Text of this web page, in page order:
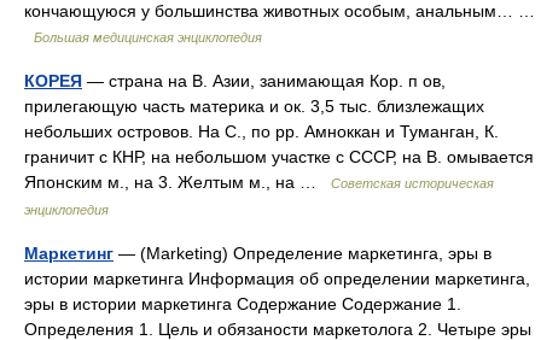
кончающуюся у большинства животных особым, анальным… …
Большая медицинская энциклопедия
КОРЕЯ — страна на В. Азии, занимающая Кор. п ов,
прилегающую часть материка и ок. 3,5 тыс. близлежащих
небольших островов. На С., по pp. Амноккан и Туманган, К.
граничит с КНР, на небольшом участке с СССР, на В. омывается
Японским м., на 3. Желтым м., на …
Советская историческая
энциклопедия
Маркетинг — (Marketing) Определение маркетинга, эры в
истории маркетинга Информация об определении маркетинга,
эры в истории маркетинга Содержание Содержание 1.
Определения 1. Цель и обязаности маркетолога 2. Четыре эры